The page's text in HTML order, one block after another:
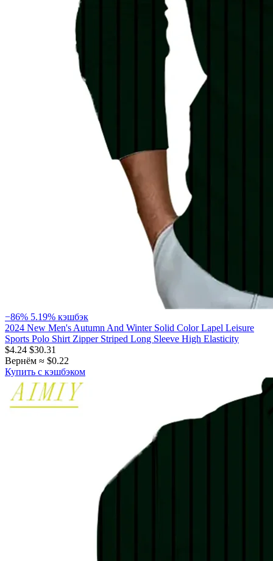
−86% 5.19% кэшбэк
2024 New Men's Autumn And Winter Solid Color Lapel Leisure
Sports Polo Shirt Zipper Striped Long Sleeve High Elasticity
$4.24 $30.31
Вернём ≈ $0.22
Купить с кэшбэком